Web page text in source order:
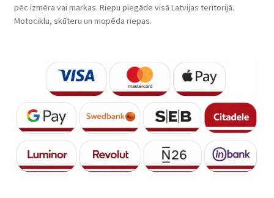
pēc izmēra vai markas. Riepu piegāde visā Latvijas teritorijā.
Motociklu, skūteru un mopēda riepas.